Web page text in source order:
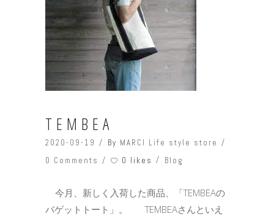
TEMBEA
2020-09-19 By MARCI Life style store
0 Comments
0 likes Blog
今月、新しく入荷した商品、「TEMBEAの
バゲットトート」。 TEMBEAさんといえ